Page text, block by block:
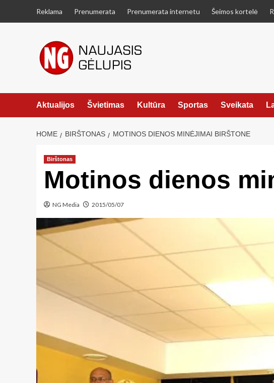
Reklama Prenumerata Prenumerata internetu Šeimos kortelė
Aktualijos Švietimas Kultūra Sportas Sveikata
HOME BIRŠTONAS MOTINOS DIENOS MINĖJIMAI BIRŠTONE
Birštonas
Motinos dienos
NG Media 2015/05/07